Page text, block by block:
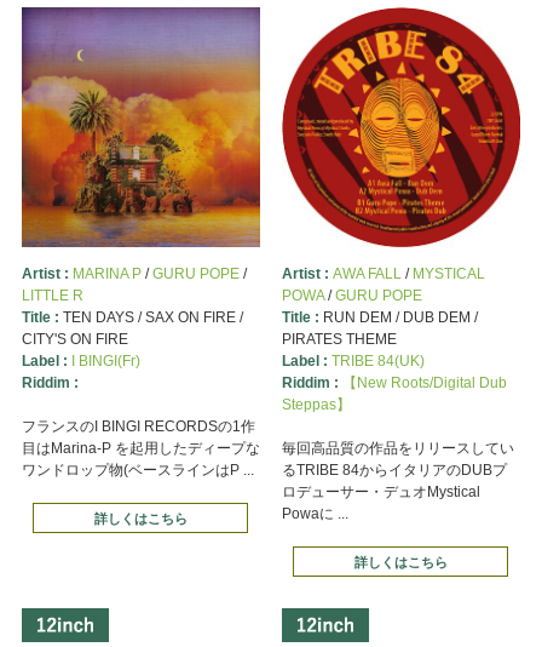
Artist : MARINA P/GURU POPE/
LITTLE R
Title : TEN DAYS / SAX ON FIRE /
CITY'S ON FIRE
Label : I BINGI(Fr)
Riddim :
フランスのI BINGI RECORDSの1作
目はMarina-P を起用したディープな
ワンドロップ物(ベースラインはP ...
詳しくはこちら
Artist : AWA FALL/ MYSTICAL
POWA/GURU POPE
Title : RUN DEM / DUB DEM /
PIRATES THEME
Label : TRIBE 84(UK)
Riddim :
【New Roots/Digital Dub
Steppas】
毎回高品質の作品をリリースしてい
るTRIBE 84からイタリアのDUBプ
ロデューサー・デュオMystical
Powaに ...
詳しくはこちら